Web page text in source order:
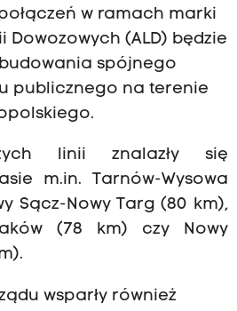
w ramach marki
Dowozowych (ALD) będzie
spójnego
publicznego na terenie
linii znalazły się
m.in. Tarnów-Wysowa
Sącz-Nowy Targ (80 km),
(78 km) czy Nowy
wsparły również